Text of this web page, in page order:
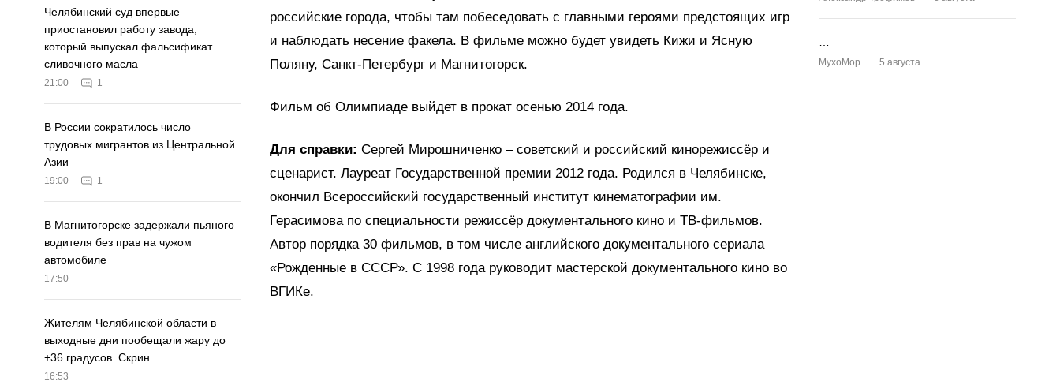
Челябинский суд впервые
приостановил работу завода,
который выпускал фальсификат
сливочного масла
21:00 1
В России сократилось число
трудовых мигрантов из Центральной
Азии
19:00 1
В Магнитогорске задержали пьяного
водителя без прав на чужом
автомобиле
17:50
Жителям Челябинской области в
выходные дни пообещали жару до
+36 градусов. Скрин
16:53
российские города, чтобы там побеседовать с главными героями предстоящих игр
и наблюдать несение факела. В фильме можно будет увидеть Кижи и Ясную
Поляну, Санкт-Петербург и Магнитогорск.
Фильм об Олимпиаде выйдет в прокат осенью 2014 года.
Для справки: Сергей Мирошниченко – советский и российский кинорежиссёр и
сценарист. Лауреат Государственной премии 2012 года. Родился в Челябинске,
окончил Всероссийский государственный институт кинематографии им.
Герасимова по специальности режиссёр документального кино и ТВ-фильмов.
Автор порядка 30 фильмов, в том числе английского документального сериала
«Рожденные в СССР». С 1998 года руководит мастерской документального кино во
ВГИКе.
MyxoMop 5 августа